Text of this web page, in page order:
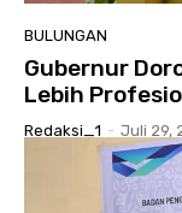
BULUNGAN
Gubernur
Lebih
Redaksi_1 - Juli 29,